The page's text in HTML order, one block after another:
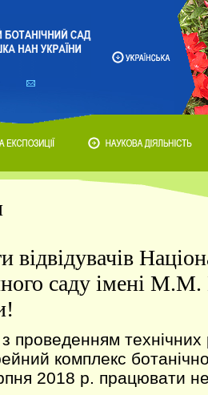
відвідувачів
саду імені
проведенням технічних
комплекс
2018 р. працювати